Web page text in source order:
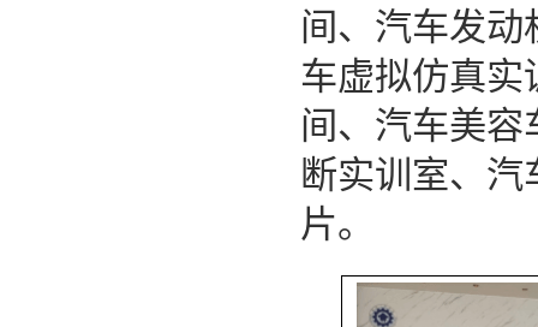
间、汽车发
车虚拟仿真
间、汽车美
断实训室、
片。